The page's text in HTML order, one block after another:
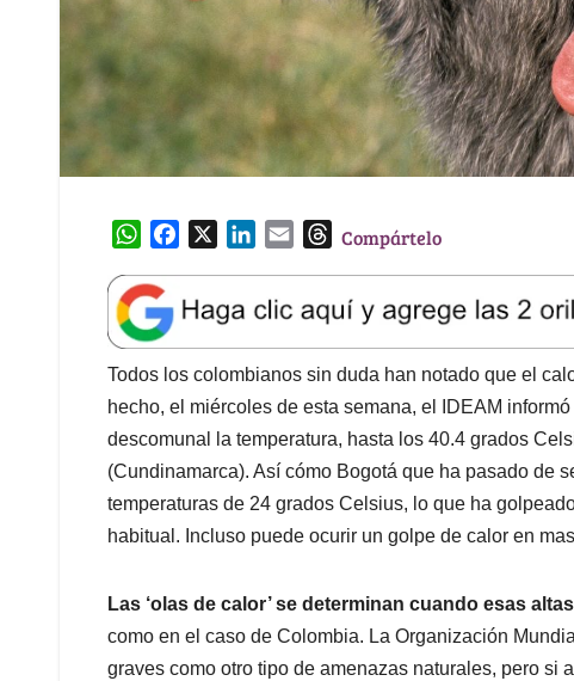
W
a
t
s
A
p
p
e
b
o
o
k
k
e
d
I
n
l
T
e
a
d
s
Compártelo
Todos los colombianos sin duda han notado que el
hecho, el miércoles de esta semana, el IDEAM
descomunal la temperatura, hasta los 40.4 grados
(Cundinamarca). Así cómo Bogotá que ha pasado de
temperaturas de 24 grados Celsius, lo que ha
habitual. Incluso puede ocurir un golpe de calor en
Las ‘olas de calor’ se determinan cuando esas
como en el caso de Colombia. La Organización
graves como otro tipo de amenazas naturales, pero si